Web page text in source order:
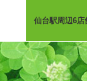
仙台駅周辺6